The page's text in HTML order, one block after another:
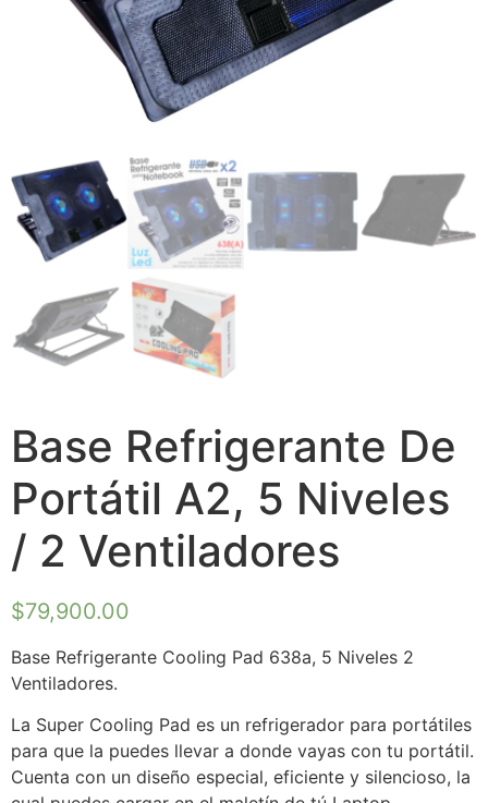
Base Refrigerante De
Portátil A2, 5 Niveles
/ 2 Ventiladores
$79,900.00
Base Refrigerante Cooling Pad 638a, 5 Niveles 2
Ventiladores.
La Super Cooling Pad es un refrigerador para portátiles
para que la puedes llevar a donde vayas con tu portátil.
Cuenta con un diseño especial, eficiente y silencioso, la